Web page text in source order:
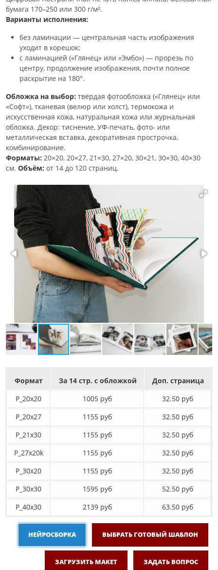
бумага 170–250 или 300 г/м².
Варианты исполнения:
без ламинации — центральная часть изображения
уходит в корешок;
с ламинацией («Глянец» или «Эмбо») — прорезь по
центру, продолжение изображения, почти полное
раскрытие на 180°.
Обложка на выбор: твёрдая фотообложка («Глянец» или
«Софт»), тканевая (велюр или холст), термокожа и
искусственная кожа, натуральная кожа или журнальная
обложка. Декор: тиснение, УФ-печать, фото- или
металлическая вставка, декоративная прострочка,
комбинирование.
Форматы: 20×20, 20×27, 21×30, 27×20, 30×21, 30×30, 40×30
см. Объём: от 14 до 120 страниц.
Формат За 14 стр. с обложкой
Доп. страница
P_20х20
1005 руб
32.50 руб
P_20х27
1155 руб
32.50 руб
P_21х30
1155 руб
32.50 руб
P_27х20k
1155 руб
32.50 руб
P_30х20
1155 руб
32.50 руб
P_30х30
1595 руб
52.50 руб
P_40х30
2139 руб 63.50 руб
НЕЙРОСБОРКА ВЫБРАТЬ ГОТОВЫЙ ШАБЛОН
ЗАГРУЗИТЬ МАКЕТ ЗАДАТЬ ВОПРОС